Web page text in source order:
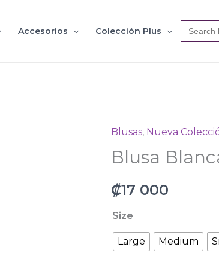
Accesorios Colección Plus
Search
for:
Blusas, Nueva
Blusa
₡17 000
Size
Large Medium
Blusa
Blanca
cantidad